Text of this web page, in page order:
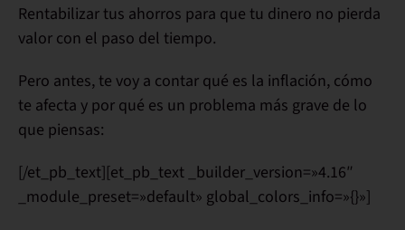
Rentabilizar tus ahorros para que tu dinero no pierda
valor con el paso del tiempo.
Pero antes, te voy a contar qué es la inflación, cómo
te afecta y por qué es un problema más grave de lo
que piensas:
[/et_pb_text][et_pb_text _builder_version=»4.16″
_module_preset=»default» global_colors_info=»{}»]